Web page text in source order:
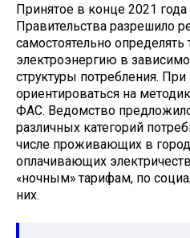
Принятое в конце 2021
Правительства разрешило
самостоятельно
электроэнергию в
структуры потребления.
ориентироваться на
ФАС. Ведомство
различных категорий
числе проживающих в
оплачивающих
«ночным» тарифам, по
них.